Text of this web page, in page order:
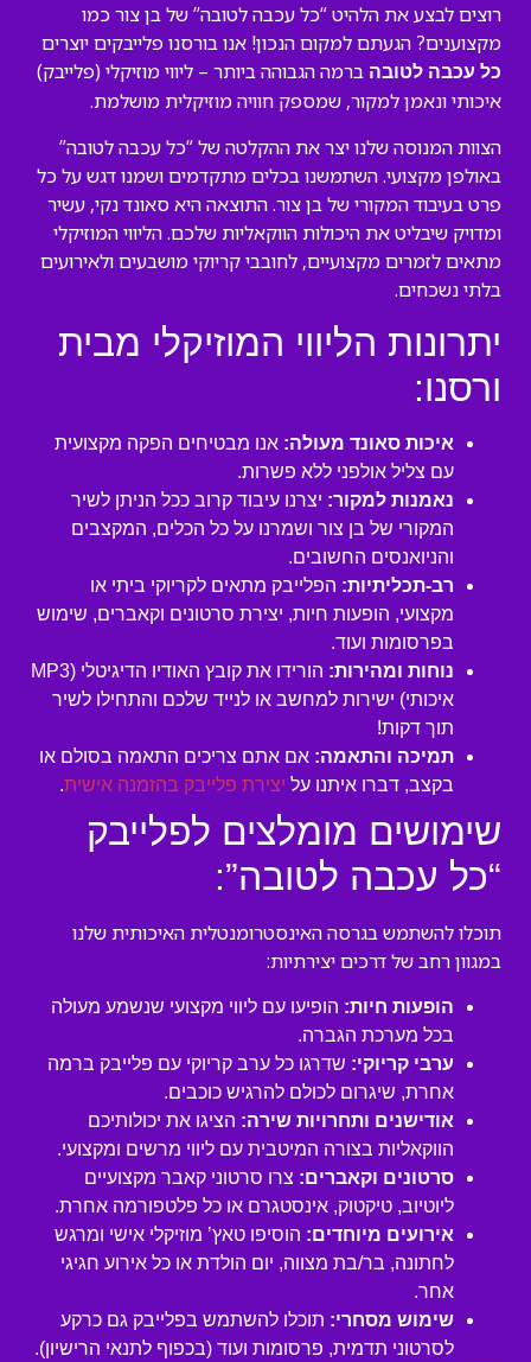
רוצים לבצע את הלהיט “כל עכבה לטובה” של בן צור כמו
מקצוענים? הגעתם למקום הנכון! אנו בורסנו פלייבקים יוצרים
כל עכבה לטובה ברמה הגבוהה ביותר – ליווי מוזיקלי (פלייבק)
איכותי ונאמן למקור, שמספק חוויה מוזיקלית מושלמת.
הצוות המנוסה שלנו יצר את ההקלטה של “כל עכבה לטובה”
באולפן מקצועי. השתמשנו בכלים מתקדמים ושמנו דגש על כל
פרט בעיבוד המקורי של בן צור. התוצאה היא סאונד נקי, עשיר
ומדויק שיבליט את היכולות הווקאליות שלכם. הליווי המוזיקלי
מתאים לזמרים מקצועיים, לחובבי קריוקי מושבעים ולאירועים
בלתי נשכחים.
יתרונות הליווי המוזיקלי מבית
ורסנו:
איכות סאונד מעולה: אנו מבטיחים הפקה מקצועית
עם צליל אולפני ללא פשרות.
נאמנות למקור: יצרנו עיבוד קרוב ככל הניתן לשיר
המקורי של בן צור ושמרנו על כל הכלים, המקצבים
והניואנסים החשובים.
רב-תכליתיות: הפלייבק מתאים לקריוקי ביתי או
מקצועי, הופעות חיות, יצירת סרטונים וקאברים, שימוש
בפרסומות ועוד.
נוחות ומהירות:
הורידו את קובץ האודיו הדיגיטלי (MP3
איכותי) ישירות למחשב או לנייד שלכם והתחילו לשיר
תוך דקות!
תמיכה והתאמה: אם אתם צריכים התאמה בסולם או
בקצב, דברו איתנו על יצירת פלייבק בהזמנה אישית.
שימושים מומלצים לפלייבק
“כל עכבה לטובה”:
תוכלו להשתמש בגרסה האינסטרומנטלית האיכותית שלנו
במגוון רחב של דרכים יצירתיות:
הופעות חיות: הופיעו עם ליווי מקצועי שנשמע מעולה
בכל מערכת הגברה.
ערבי קריוקי: שדרגו כל ערב קריוקי עם פלייבק ברמה
אחרת, שיגרום לכולם להרגיש כוכבים.
אודישנים ותחרויות שירה: הציגו את יכולותיכם
הווקאליות בצורה המיטבית עם ליווי מרשים ומקצועי.
סרטונים וקאברים: צרו סרטוני קאבר מקצועיים
ליוטיוב, טיקטוק, אינסטגרם או כל פלטפורמה אחרת.
אירועים מיוחדים: הוסיפו טאץ’ מוזיקלי אישי ומרגש
לחתונה, בר/בת מצווה, יום הולדת או כל אירוע חגיגי
אחר.
שימוש מסחרי: תוכלו להשתמש בפלייבק גם כרקע
לסרטוני תדמית, פרסומות ועוד (בכפוף לתנאי הרישיון).